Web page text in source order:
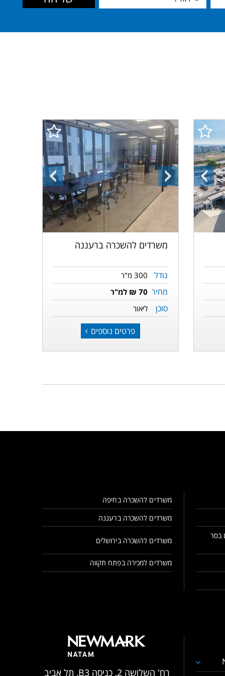
התמונה
הקודמת
התמונה
הקודמת
התמונה
הבאה
משרדים להשכרה ברעננה
גודל 300 מ"ר
מחיר 70 ₪ למ"ר
סוכן ליאור
פרטים נוספים
משרדים להשכרה בחיפה
משרדים להשכרה ברעננה
בסר
משרדים להשכרה בירושלים
משרדים למכירה בפתח תקווה
רח' השלושה 2, כניסה B3, תל אביב